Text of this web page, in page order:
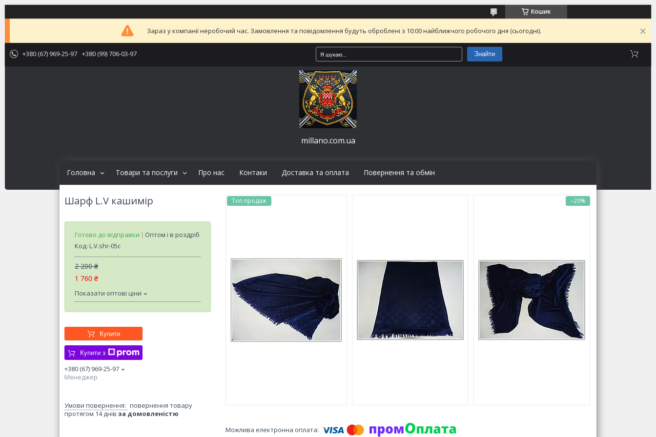
Кошик
Зараз у компанії неробочий час. Замовлення та повідомлення будуть оброблені з 10:00 найближчого робочого дня (сьогодні).
+380 (67) 969-25-97 +380 (99) 706-03-97 Знайти
millano.com.ua
Головна Товари та послуги Про нас Контаки Доставка та оплата Повернення та обмін
Шарф L.V кашимір
Готово до відправки
Оптом і в роздріб
Код: L.V.shr-05c
2 200 ₴
1 760 ₴
Показати оптові ціни
Купити
Купити з
+380 (67) 969-25-97
Менеджер
повернення товару
протягом 14 днів за домовленістю
Топ продаж –20%